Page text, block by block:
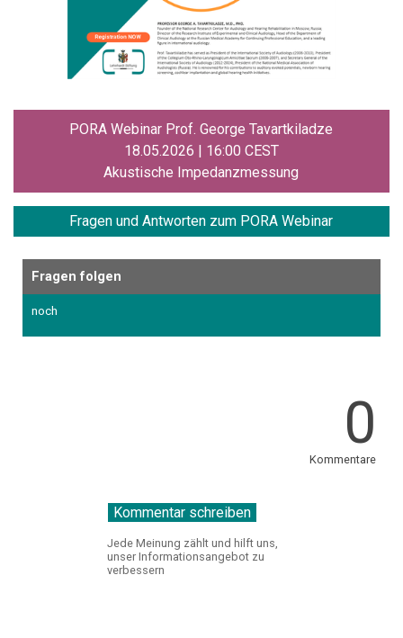
PORA Webinar Prof. George Tavartkiladze
18.05.2026 | 16:00 CEST
Akustische Impedanzmessung
Fragen undAntworten zum PORA Webinar
Fragen folgen
noch
0
Kommentare
Jede Meinung zählt und hilft uns,
unser Informationsangebot zu
verbessern